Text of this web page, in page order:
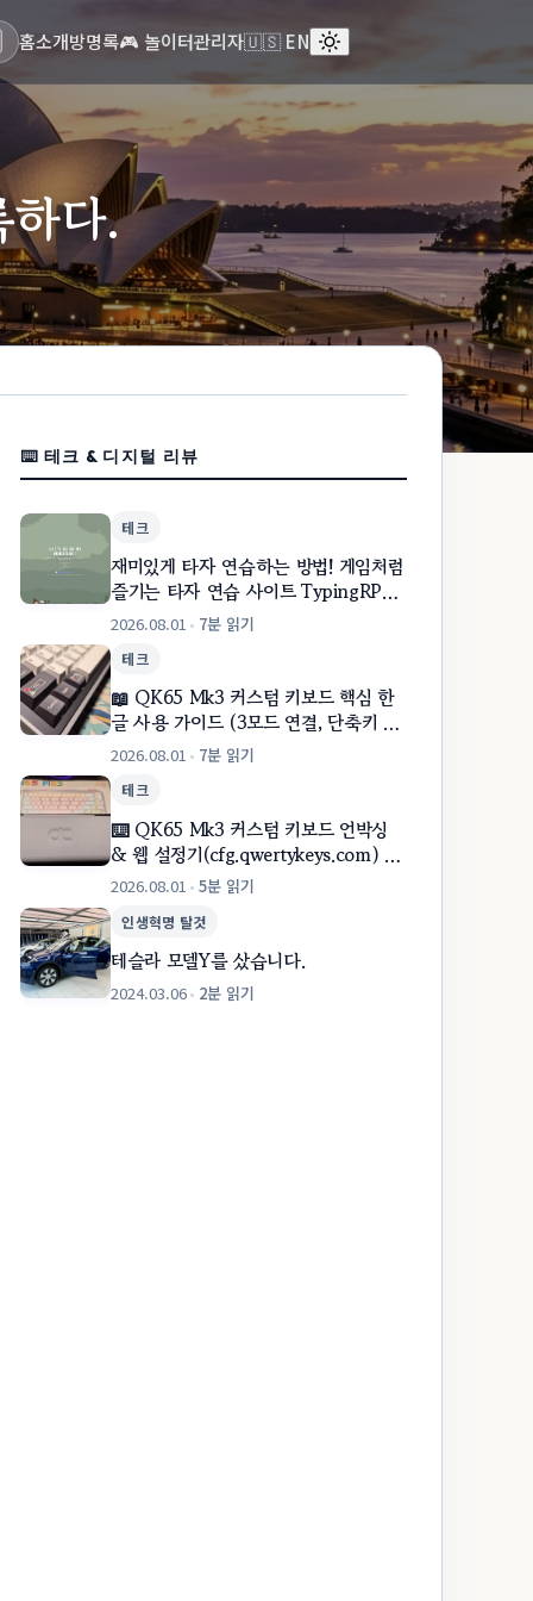
홈소개방명록🎮 놀이터관리자🇺🇸 EN
하다.
⌨️ 테크 & 디지털 리뷰
테크
재미있게 타자 연습하는 방법! 게임처럼
즐기는 타자 연습 사이트 TypingRPG
소개
2026.08.01 • 7분 읽기
테크
📖 QK65 Mk3 커스텀 키보드 핵심 한
글 사용 가이드 (3모드 연결, 단축키 표,
웹 설정기, GIF 업로드)
2026.08.01 • 7분 읽기
테크
⌨️ QK65 Mk3 커스텀 키보드 언박싱
& 웹 설정기(cfg.qwertykeys.com) 사
용 후기!
2026.08.01 • 5분 읽기
인생혁명 탈것
테슬라 모델Y를 샀습니다.
2024.03.06• 2분 읽기
ESC